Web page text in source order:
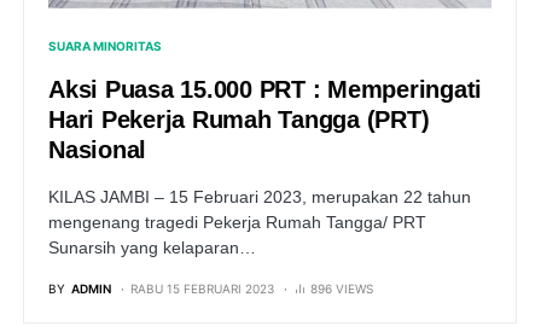
SUARA MINORITAS
Aksi Puasa 15.000 PRT : Memperingati
Hari Pekerja Rumah Tangga (PRT)
Nasional
KILAS JAMBI – 15 Februari 2023, merupakan 22 tahun
mengenang tragedi Pekerja Rumah Tangga/ PRT
Sunarsih yang kelaparan…
BY ADMIN RABU 15 FEBRUARI 2023 896 VIEWS